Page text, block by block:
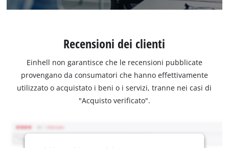
Recensioni dei clienti
Einhell non garantisce che le recensioni pubblicate
provengano da consumatori che hanno effettivamente
utilizzato o acquistato i beni o i servizi, tranne nei casi di
"Acquisto verificato".